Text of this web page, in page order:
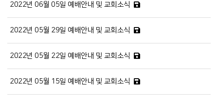
2022년 06월 05일 예배안내 및 교회소식
2022년 05월 29일 예배안내 및 교회소식
2022년 05월 22일 예배안내 및 교회소식
2022년 05월 15일 예배안내 및 교회소식